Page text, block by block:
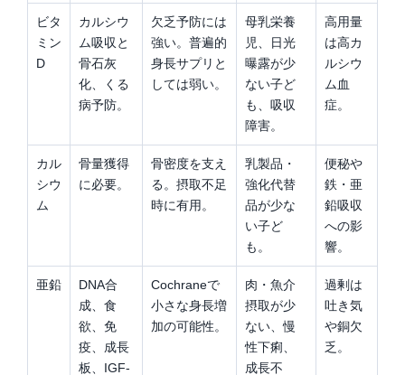
ビタ
ミン
D
カルシウ
ム吸収と
骨石灰
化、くる
病予防。
欠乏予防には
強い。普遍的
身長サプリと
しては弱い。
母乳栄養
児、日光
曝露が少
ない子ど
も、吸収
障害。
高用量
は高カ
ルシウ
ム血
症。
カル
シウ
ム
骨量獲得
に必要。
骨密度を支え
る。摂取不足
時に有用。
乳製品・
強化代替
品が少な
い子ど
も。
便秘や
鉄・亜
鉛吸収
への影
響。
亜鉛
DNA合
成、食
欲、免
疫、成長
板、IGF-
Cochraneで
小さな身長増
加の可能性。
肉・魚介
摂取が少
ない、慢
性下痢、
成長不
過剰は
吐き気
や銅欠
乏。